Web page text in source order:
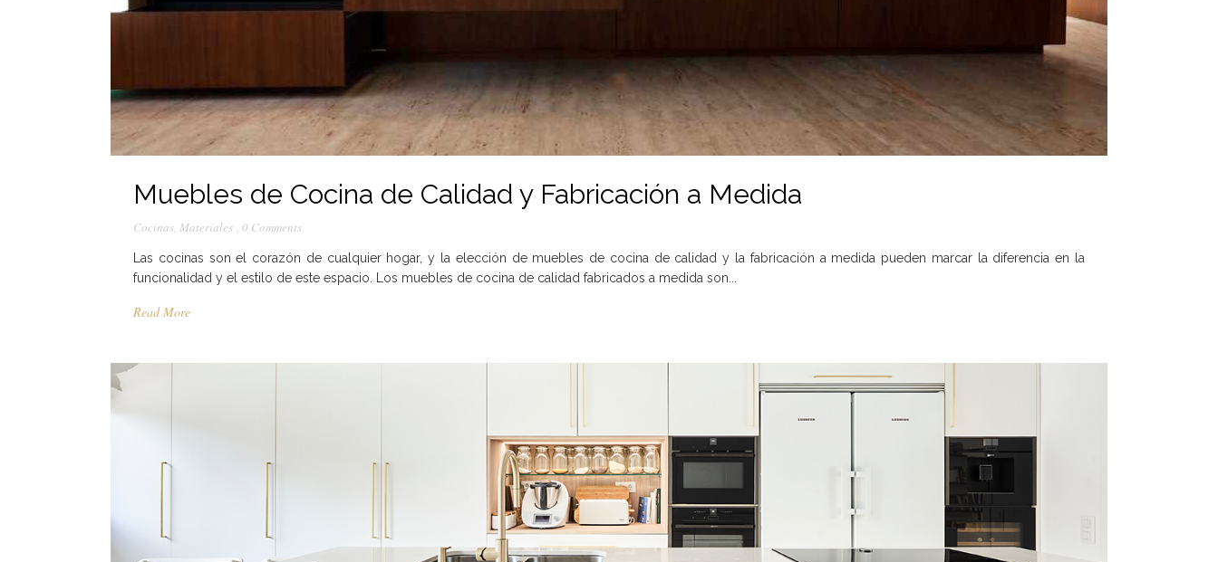
Muebles de Cocina de Calidad y Fabricación a Medida
Cocinas, Materiales , 0 Comments
Las cocinas son el corazón de cualquier hogar, y la elección de muebles de cocina de calidad y la fabricación a medida pueden marcar la diferencia en la
funcionalidad y el estilo de este espacio. Los muebles de cocina de calidad fabricados a medida son...
Read More